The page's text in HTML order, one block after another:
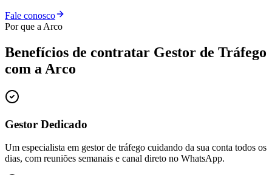
Fale conosco
Por que a Arco
Benefícios de contratar Gestor de Tráfego
com a Arco
Gestor Dedicado
Um especialista em gestor de tráfego cuidando da sua conta todos os
dias, com reuniões semanais e canal direto no WhatsApp.